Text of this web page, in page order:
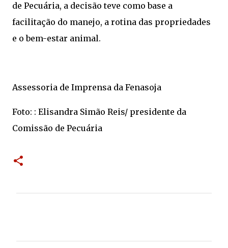
de Pecuária, a decisão teve como base a
facilitação do manejo, a rotina das propriedades
e o bem-estar animal.
Assessoria de Imprensa da Fenasoja
Foto: : Elisandra Simão Reis/ presidente da
Comissão de Pecuária